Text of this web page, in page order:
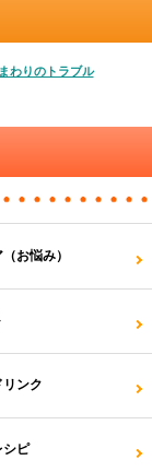
わりのトラブル
お悩み）
リンク
シピ